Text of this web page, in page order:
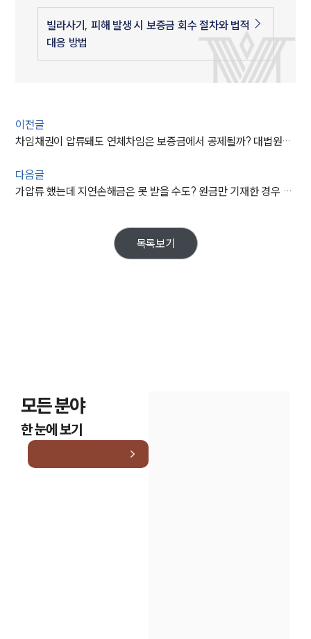
빌라사기, 피해 발생 시 보증금 회수 절차와 법적
대응 방법
이전글
차임채권이 압류돼도 연체차임은 보증금에서 공제될까? 대법원이 재확인한 보증금의 담보기능
다음글
가압류 했는데 지연손해금은 못 받을 수도? 원금만 기재한 경우 시효중단 범위를 정리한 대법원 판결
목록보기
모든 분야
한 눈에 보기